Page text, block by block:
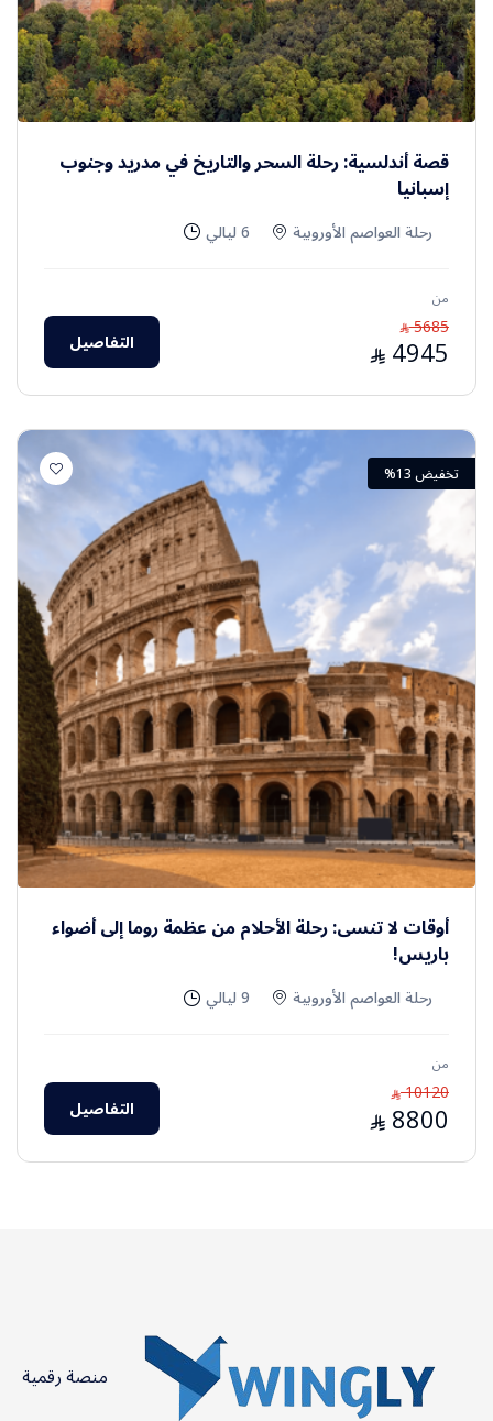
قصة أندلسية: رحلة السحر والتاريخ في مدريد وجنوب
إسبانيا
رحلة العواصم الأوروبية 6 ليالي
من
5685
⃁
4945
⃁ التفاصيل
تخفيض 13%
أوقات لا تنسى: رحلة الأحلام من عظمة روما إلى أضواء
باريس!
رحلة العواصم الأوروبية 9 ليالي
من
10120
⃁
8800
⃁ التفاصيل
منصة رقمية